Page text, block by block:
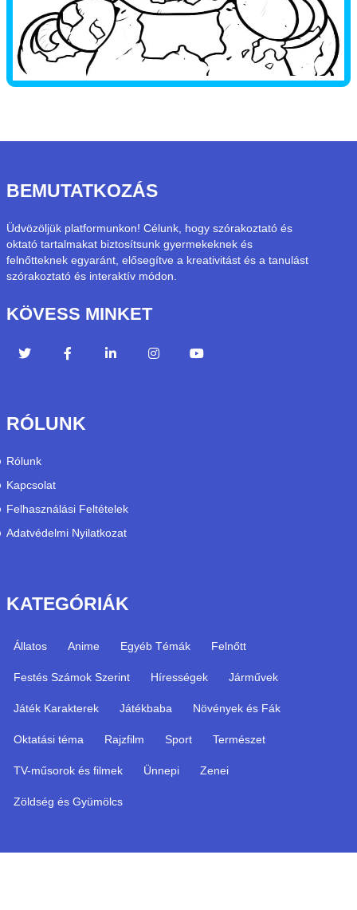
BEMUTATKOZÁS
Üdvözöljük platformunkon! Célunk, hogy szórakoztató és
oktató tartalmakat biztosítsunk gyermekeknek és
felnőtteknek egyaránt, elősegítve a kreativitást és a tanulást
szórakoztató és interaktív módon.
KÖVESS MINKET
RÓLUNK
Rólunk
Kapcsolat
Felhasználási Feltételek
Adatvédelmi Nyilatkozat
KATEGÓRIÁK
Állatos Anime Egyéb Témák Felnőtt
Festés Számok Szerint Hírességek Járművek
Játék Karakterek Játékbaba Növények és Fák
Oktatási téma Rajzfilm Sport Természet
TV-műsorok és filmek Ünnepi Zenei
Zöldség és Gyümölcs